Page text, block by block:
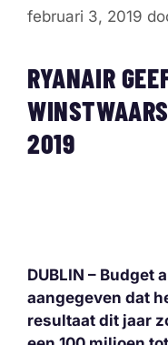
februari 3, 2019
RYANAIR
2019
DUBLIN – Budget
aangegeven dat
resultaat dit jaar